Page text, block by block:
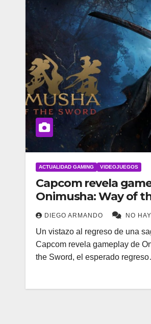
ACTUALIDAD GAMING VIDEOJUEGOS
Capcom revela
Onimusha: Way of
DIEGO ARMANDO NO
Un vistazo al regreso de una
Capcom revela gameplay de
the Sword, el esperado